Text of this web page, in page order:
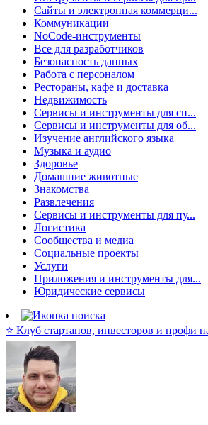
Сайты и электронная коммерци...
Коммуникации
NoCode-инструменты
Все для разработчиков
Безопасность данных
Работа с персоналом
Рестораны, кафе и доставка
Недвижимость
Сервисы и инструменты для сп...
Сервисы и инструменты для об...
Изучение английского языка
Музыка и аудио
Здоровье
Домашние животные
Знакомства
Развлечения
Сервисы и инструменты для пу...
Логистика
Сообщества и медиа
Социальные проекты
Услуги
Приложения и инструменты для...
Юридические сервисы
⭐️ Клуб стартапов, инвесторов и профи